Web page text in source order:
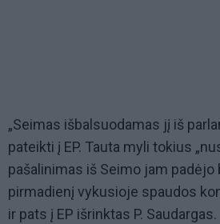
„Seimas išbalsuodamas jį iš
pateikti į EP. Tauta myli tokius
pašalinimas iš Seimo jam padėjo
pirmadienį vykusioje spaudos
ir pats į EP išrinktas P. Saudargas.